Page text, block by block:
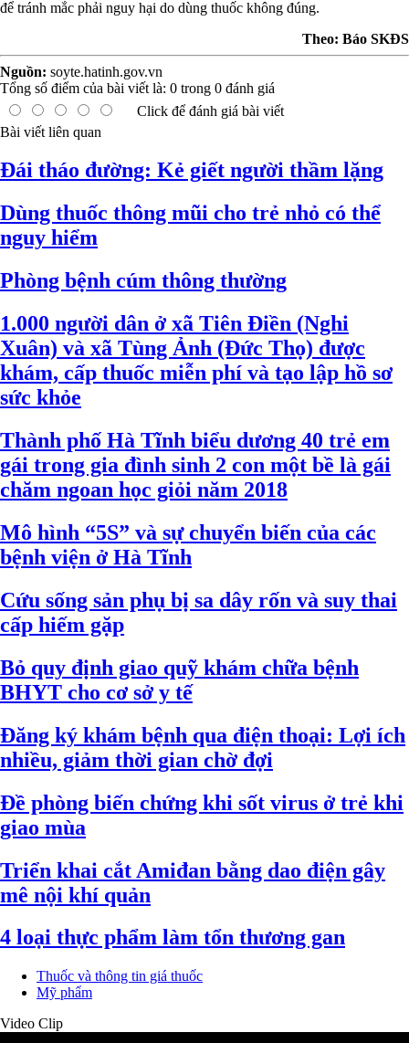
để tránh mắc phải nguy hại do dùng thuốc không đúng.
Theo: Báo SKĐS
Nguồn: soyte.hatinh.gov.vn
Tổng số điểm của bài viết là: 0 trong 0 đánh giá
Click để đánh giá bài viết
Bài viết liên quan
Đái tháo đường: Kẻ giết người thầm lặng
Dùng thuốc thông mũi cho trẻ nhỏ có thể
nguy hiểm
Phòng bệnh cúm thông thường
1.000 người dân ở xã Tiên Điền (Nghi
Xuân) và xã Tùng Ảnh (Đức Thọ) được
khám, cấp thuốc miễn phí và tạo lập hồ sơ
sức khỏe
Thành phố Hà Tĩnh biểu dương 40 trẻ em
gái trong gia đình sinh 2 con một bề là gái
chăm ngoan học giỏi năm 2018
Mô hình “5S” và sự chuyển biến của các
bệnh viện ở Hà Tĩnh
Cứu sống sản phụ bị sa dây rốn và suy thai
cấp hiếm gặp
Bỏ quy định giao quỹ khám chữa bệnh
BHYT cho cơ sở y tế
Đăng ký khám bệnh qua điện thoại: Lợi ích
nhiều, giảm thời gian chờ đợi
Đề phòng biến chứng khi sốt virus ở trẻ khi
giao mùa
Triển khai cắt Amiđan bằng dao điện gây
mê nội khí quản
4 loại thực phẩm làm tổn thương gan
Thuốc và thông tin giá thuốc
Mỹ phẩm
Video Clip